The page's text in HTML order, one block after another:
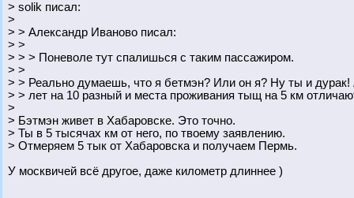
> solik писал:
>
> > Александр Иваново писал:
> >
> > > Поневоле тут спалишься с таким пассажиром.
> >
> > Реально думаешь, что я бетмэн? Или он я? Ну ты и дурак!
> > лет на 10 разный и места проживания тыщ на 5 км
>
> Бэтмэн живет в Хабаровске. Это точно.
> Ты в 5 тысячах км от него, по твоему заявлению.
> Отмеряем 5 тык от Хабаровска и получаем Пермь.
У москвичей всё другое, даже километр длиннее )